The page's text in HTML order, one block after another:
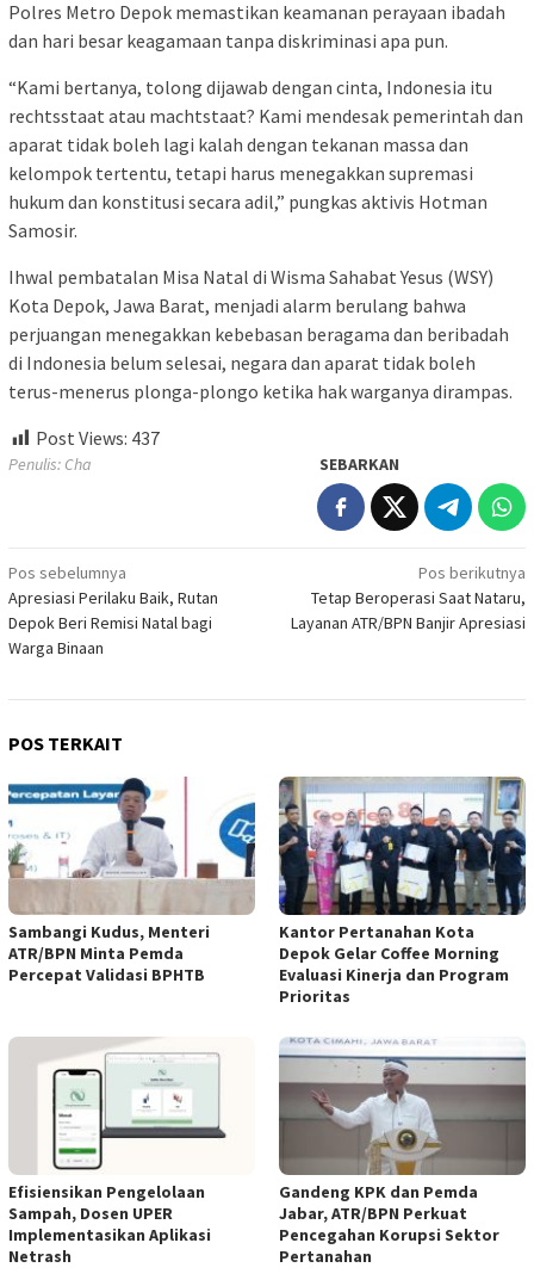
Polres Metro Depok memastikan keamanan perayaan ibadah
dan hari besar keagamaan tanpa diskriminasi apa pun.
“Kami bertanya, tolong dijawab dengan cinta, Indonesia itu
rechtsstaat atau machtstaat? Kami mendesak pemerintah dan
aparat tidak boleh lagi kalah dengan tekanan massa dan
kelompok tertentu, tetapi harus menegakkan supremasi
hukum dan konstitusi secara adil,” pungkas aktivis Hotman
Samosir.
Ihwal pembatalan Misa Natal di Wisma Sahabat Yesus (WSY)
Kota Depok, Jawa Barat, menjadi alarm berulang bahwa
perjuangan menegakkan kebebasan beragama dan beribadah
di Indonesia belum selesai, negara dan aparat tidak boleh
terus-menerus plonga-plongo ketika hak warganya dirampas.
Post Views: 437
Penulis: Cha SEBARKAN
Navigasi
pos
Pos sebelumnya
Apresiasi Perilaku Baik, Rutan
Depok Beri Remisi Natal bagi
Warga Binaan
Pos berikutnya
Tetap Beroperasi Saat Nataru,
Layanan ATR/BPN Banjir Apresiasi
POS TERKAIT
Sambangi Kudus, Menteri
ATR/BPN Minta Pemda
Percepat Validasi BPHTB
Kantor Pertanahan Kota
Depok Gelar Coffee Morning
Evaluasi Kinerja dan Program
Prioritas
Efisiensikan Pengelolaan
Sampah, Dosen UPER
Implementasikan Aplikasi
Netrash
Gandeng KPK dan Pemda
Jabar, ATR/BPN Perkuat
Pencegahan Korupsi Sektor
Pertanahan